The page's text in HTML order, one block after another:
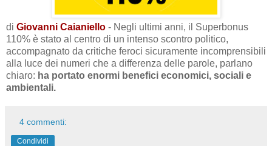
di Giovanni Caianiello - Negli ultimi anni, il Superbonus
110% è stato al centro di un intenso scontro politico,
accompagnato da critiche feroci sicuramente incomprensibili
alla luce dei numeri che a differenza delle parole, parlano
chiaro: ha portato enormi benefici economici, sociali e
ambientali.
4 commenti:
Condividi